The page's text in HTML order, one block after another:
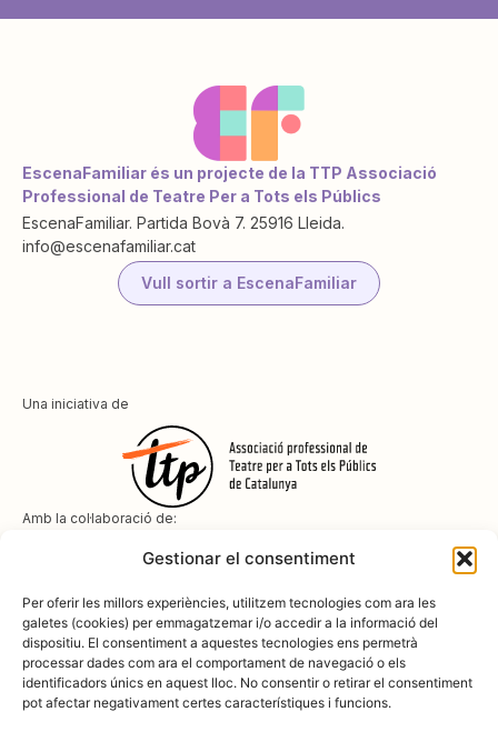
Gestionar el consentiment
Per oferir les millors experiències, utilitzem tecnologies com ara les
galetes (cookies) per emmagatzemar i/o accedir a la informació del
dispositiu. El consentiment a aquestes tecnologies ens permetrà
processar dades com ara el comportament de navegació o els
identificadors únics en aquest lloc. No consentir o retirar el consentiment
pot afectar negativament certes característiques i funcions.
EscenaFamiliar és un projecte de la TTP Associació
Professional de Teatre Per a Tots els Públics
EscenaFamiliar. Partida Bovà 7. 25916 Lleida.
info@escenafamiliar.cat
Vull sortir a EscenaFamiliar
Una iniciativa de
Amb la col·laboració de:
Amb el suport de